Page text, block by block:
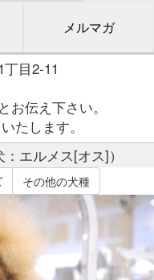
メルマガ
目2-11
伝え下さい。
たします。
エルメス[オス]）
その他の犬種